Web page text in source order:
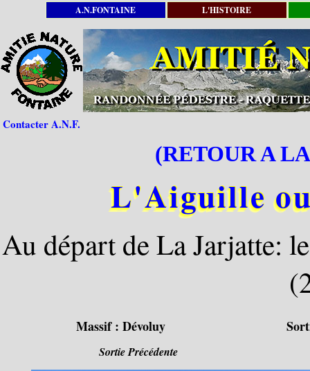
A.N.FONTAINE L'HISTOIRE
Contacter A.N.F.
(RETOUR A
L'Aiguille
Au départ de La Jarjatte:
Massif :Dévoluy
Sortie Précédente